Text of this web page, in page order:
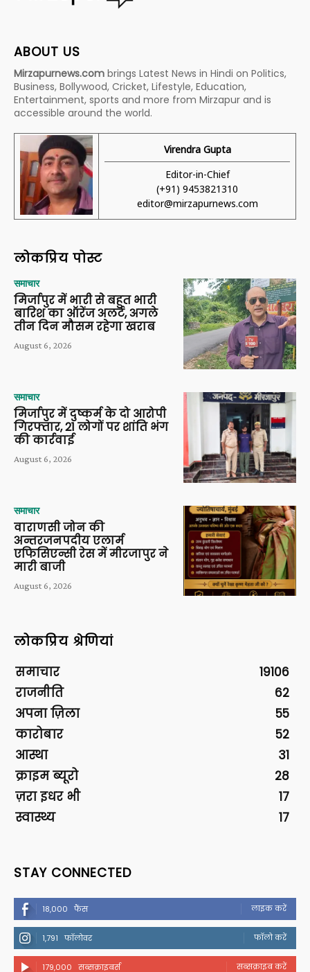
ABOUT US
Mirzapurnews.com brings Latest News in Hindi on Politics,
Business, Bollywood, Cricket, Lifestyle, Education,
Entertainment, sports and more from Mirzapur and is
accessible around the world.
Virendra Gupta
Editor-in-Chief
(+91) 9453821310
editor@mirzapurnews.com
लोकप्रिय पोस्ट
समाचार
मिर्जापुर में भारी से बहुत भारी
बारिश का ऑरेंज अलर्ट, अगले
तीन दिन मौसम रहेगा खराब
August 6, 2026
समाचार
मिर्जापुर में दुष्कर्म के दो आरोपी
गिरफ्तार, 21 लोगों पर शांति भंग
की कार्रवाई
August 6, 2026
समाचार
वाराणसी जोन की
अन्तरजनपदीय एलार्म
एफिसिएन्सी रेस में मीरजापुर ने
मारी बाजी
August 6, 2026
लोकप्रिय श्रेणियां
समाचार
19106
राजनीति
62
अपना ज़िला
55
कारोबार
52
आस्था
31
क्राइम ब्यूरो
28
ज़रा इधर भी
17
स्वास्थ्य
17
STAY CONNECTED
18,000 फैंस लाइक करें
1,791 फॉलोवर फॉलो करें
179,000 सब्सक्राइबर्स सब्सक्राइब करें